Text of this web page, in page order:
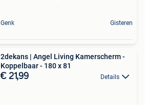
Genk Gisteren
2dekans | Angel Living Kamerscherm -
Koppelbaar - 180 x 81
€ 21,99 Details